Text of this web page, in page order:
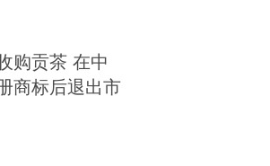
购贡茶 在中
商标后退出市